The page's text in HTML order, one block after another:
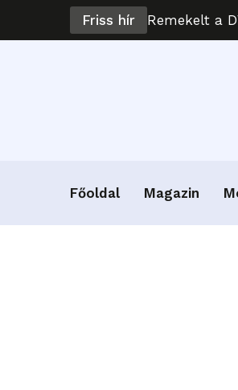
Friss hír Remekelt a
Főoldal Magazin